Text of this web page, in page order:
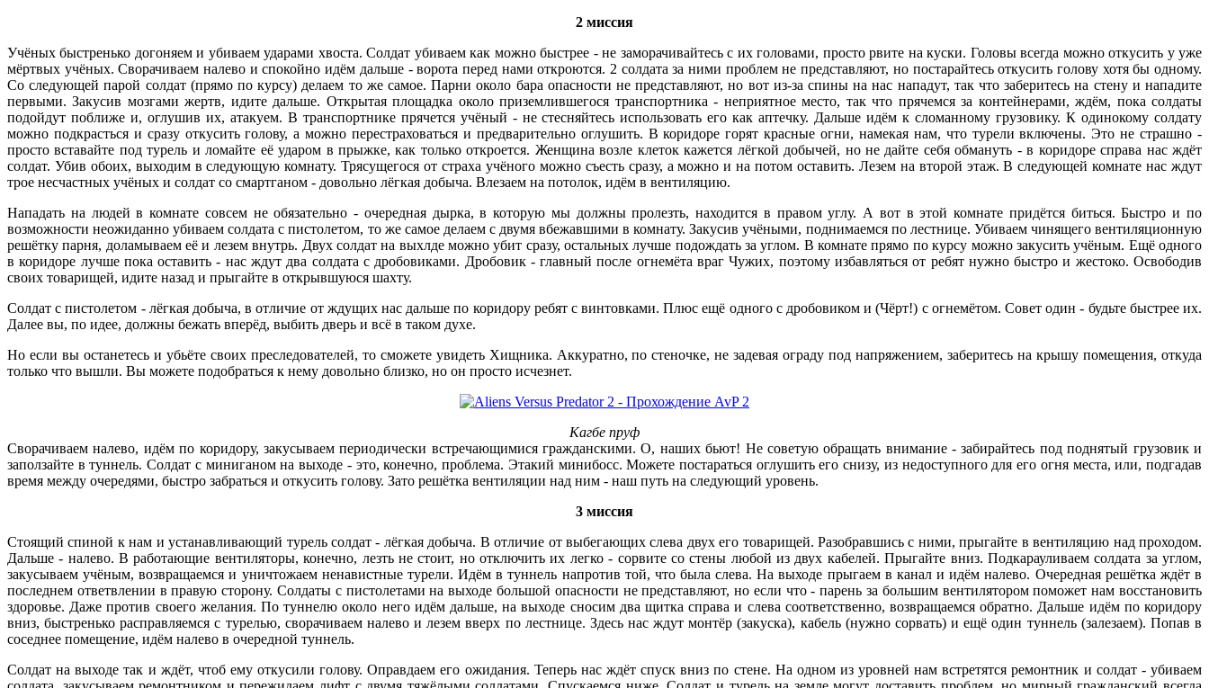
2 миссия
Учёных быстренько догоняем и убиваем ударами хвоста. Солдат убиваем как можно быстрее - не заморачивайтесь с их головами, просто рвите на куски. Головы всегда можно откусить у уже
мёртвых учёных. Сворачиваем налево и спокойно идём дальше - ворота перед нами откроются. 2 солдата за ними проблем не представляют, но постарайтесь откусить голову хотя бы одному.
Со следующей парой солдат (прямо по курсу) делаем то же самое. Парни около бара опасности не представляют, но вот из-за спины на нас нападут, так что заберитесь на стену и нападите
первыми. Закусив мозгами жертв, идите дальше. Открытая площадка около приземлившегося транспортника - неприятное место, так что прячемся за контейнерами, ждём, пока солдаты
подойдут поближе и, оглушив их, атакуем. В транспортнике прячется учёный - не стесняйтесь использовать его как аптечку. Дальше идём к сломанному грузовику. К одинокому солдату
можно подкрасться и сразу откусить голову, а можно перестраховаться и предварительно оглушить. В коридоре горят красные огни, намекая нам, что турели включены. Это не страшно -
просто вставайте под турель и ломайте её ударом в прыжке, как только откроется. Женщина возле клеток кажется лёгкой добычей, но не дайте себя обмануть - в коридоре справа нас ждёт
солдат. Убив обоих, выходим в следующую комнату. Трясущегося от страха учёного можно съесть сразу, а можно и на потом оставить. Лезем на второй этаж. В следующей комнате нас ждут
трое несчастных учёных и солдат со смартганом - довольно лёгкая добыча. Влезаем на потолок, идём в вентиляцию.
Нападать на людей в комнате совсем не обязательно - очередная дырка, в которую мы должны пролезть, находится в правом углу. А вот в этой комнате придётся биться. Быстро и по
возможности неожиданно убиваем солдата с пистолетом, то же самое делаем с двумя вбежавшими в комнату. Закусив учёными, поднимаемся по лестнице. Убиваем чинящего вентиляционную
решётку парня, доламываем её и лезем внутрь. Двух солдат на выхлде можно убит сразу, остальных лучше подождать за углом. В комнате прямо по курсу можно закусить учёным. Ещё одного
в коридоре лучше пока оставить - нас ждут два солдата с дробовиками. Дробовик - главный после огнемёта враг Чужих, поэтому избавляться от ребят нужно быстро и жестоко. Освободив
своих товарищей, идите назад и прыгайте в открывшуюся шахту.
Солдат с пистолетом - лёгкая добыча, в отличие от ждущих нас дальше по коридору ребят с винтовками. Плюс ещё одного с дробовиком и (Чёрт!) с огнемётом. Совет один - будьте быстрее их.
Далее вы, по идее, должны бежать вперёд, выбить дверь и всё в таком духе.
Но если вы останетесь и убьёте своих преследователей, то сможете увидеть Хищника. Аккуратно, по стеночке, не задевая ограду под напряжением, заберитесь на крышу помещения, откуда
только что вышли. Вы можете подобраться к нему довольно близко, но он просто исчезнет.
Кагбе пруф
Сворачиваем налево, идём по коридору, закусываем периодически встречающимися гражданскими. О, наших бьют! Не советую обращать внимание - забирайтесь под поднятый грузовик и
заползайте в туннель. Солдат с миниганом на выходе - это, конечно, проблема. Этакий минибосс. Можете постараться оглушить его снизу, из недоступного для его огня места, или, подгадав
время между очередями, быстро забраться и откусить голову. Зато решётка вентиляции над ним - наш путь на следующий уровень.
3 миссия
Стоящий спиной к нам и устанавливающий турель солдат - лёгкая добыча. В отличие от выбегающих слева двух его товарищей. Разобравшись с ними, прыгайте в вентиляцию над проходом.
Дальше - налево. В работающие вентиляторы, конечно, лезть не стоит, но отключить их легко - сорвите со стены любой из двух кабелей. Прыгайте вниз. Подкарауливаем солдата за углом,
закусываем учёным, возвращаемся и уничтожаем ненавистные турели. Идём в туннель напротив той, что была слева. На выходе прыгаем в канал и идём налево. Очередная решётка ждёт в
последнем ответвлении в правую сторону. Солдаты с пистолетами на выходе большой опасности не представляют, но если что - парень за большим вентилятором поможет нам восстановить
здоровье. Даже против своего желания. По туннелю около него идём дальше, на выходе сносим два щитка справа и слева соответственно, возвращаемся обратно. Дальше идём по коридору
вниз, быстренько расправляемся с турелью, сворачиваем налево и лезем вверх по лестнице. Здесь нас ждут монтёр (закуска), кабель (нужно сорвать) и ещё один туннель (залезаем). Попав в
соседнее помещение, идём налево в очередной туннель.
Солдат на выходе так и ждёт, чтоб ему откусили голову. Оправдаем его ожидания. Теперь нас ждёт спуск вниз по стене. На одном из уровней нам встретятся ремонтник и солдат - убиваем